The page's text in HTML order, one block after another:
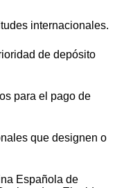
internacionales.
de depósito
para el pago de
que designen o
Española de